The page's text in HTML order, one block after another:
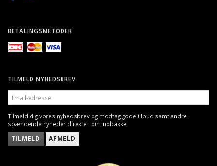
BETALINGSMETODER
TILMELD NYHEDSBREV
EMAIL-
ADRESSE
Tilmeld dig vores nyhedsbrev og modtag gode tilbud samt andre
spændende nyheder direkte i din indbakke.
TILMELD AFMELD